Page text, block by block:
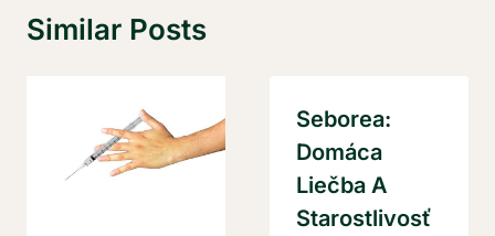
Similar Posts
Seborea:
Domáca
Liečba A
Starostlivosť